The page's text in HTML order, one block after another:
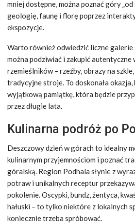
mniej dostępne, można poznać góry „od
geologię, faunę i florę poprzez
ekspozycje.
Warto również odwiedzić liczne galerie
można podziwiać i zakupić
rzemieślników – rzeźby, obrazy na
tradycyjne stroje. To doskonała
wyjątkową pamiątkę, która będzie
przez długie lata.
Kulinarna podróż po
Deszczowy dzień w górach to idealny
kulinarnym przyjemnościom i poznać
góralską. Region Podhala słynie z
potraw i unikalnych receptur
pokolenie. Oscypki, bundz, żentyca,
hałuski – to tylko niektóre z lokalnych
koniecznie trzeba spróbować.